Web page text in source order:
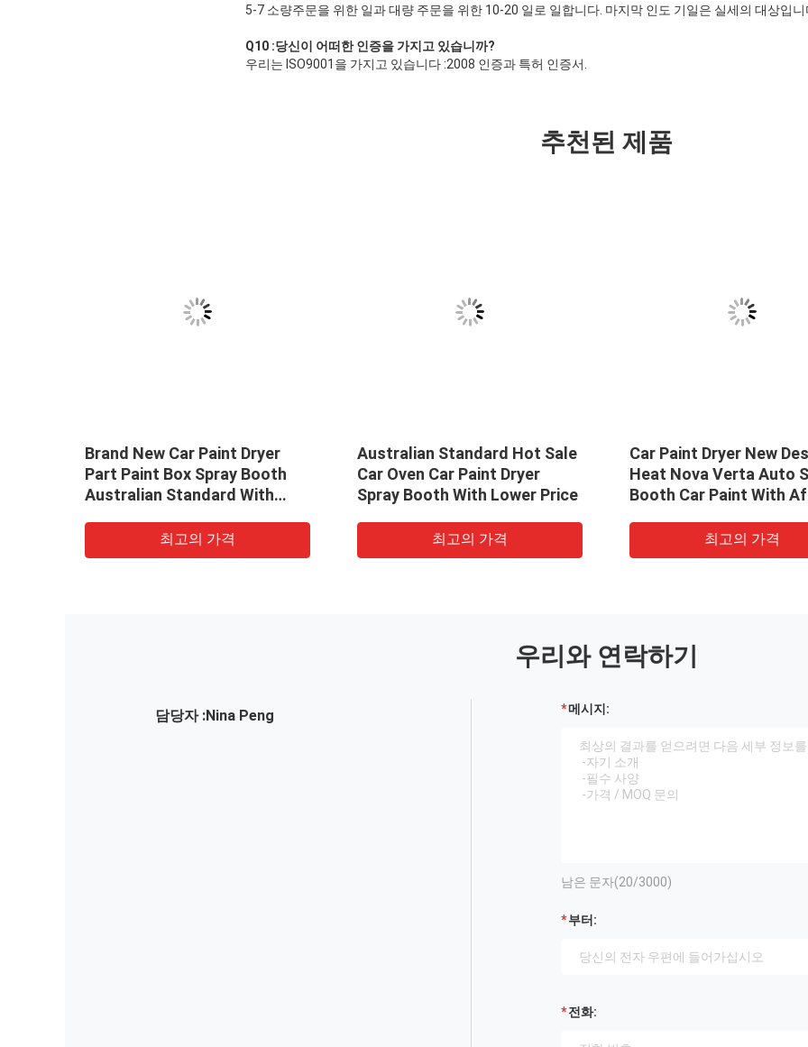
5-7 소량주문을 위한 일과 대량 주문을 위한 10-20 일로 일합니다. 마지막 인도 기일은 실세의 대상입니
Q10 :당신이 어떠한 인증을 가지고 있습니까?
우리는 ISO9001을 가지고 있습니다 :2008 인증과 특허 인증서.
추천된 제품
Brand New Car Paint Dryer
Part Paint Box Spray Booth
Australian Standard With
최고의 가격
Australian Standard Hot Sale
Car Oven Car Paint Dryer
Spray Booth With Lower Price
최고의 가격
Car Paint Dryer New
Heat Nova Verta Auto
Booth Car Paint With
최고의 가격
우리와 연락하기
담당자 :Nina Peng 메시지:
남은 문자(20/3000)
부터:
전화: